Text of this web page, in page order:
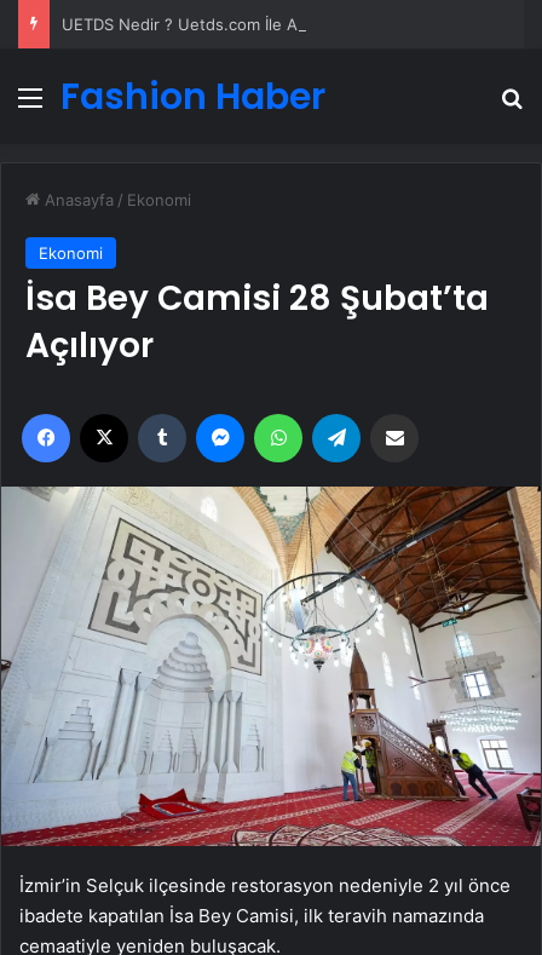
Menü
Fashion Haber
Anasayfa / Ekonomi
Ekonomi
İsa Bey Camisi 28 Şubat’ta
Açılıyor
Facebook Tumblr MessengerWhatsApp
İzmir’in Selçuk ilçesinde restorasyon nedeniyle 2 yıl önce
ibadete kapatılan İsa Bey Camisi, ilk teravih namazında
cemaatiyle yeniden buluşacak.